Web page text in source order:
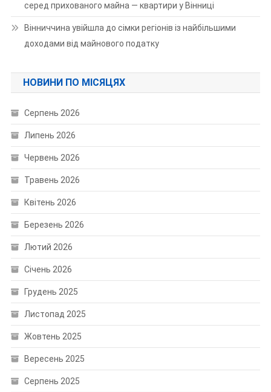
серед прихованого майна — квартири у Вінниці
Вінниччина увійшла до сімки регіонів із найбільшими
доходами від майнового податку
НОВИНИ ПО МІСЯЦЯХ
Серпень 2026
Липень 2026
Червень 2026
Травень 2026
Квітень 2026
Березень 2026
Лютий 2026
Січень 2026
Грудень 2025
Листопад 2025
Жовтень 2025
Вересень 2025
Серпень 2025